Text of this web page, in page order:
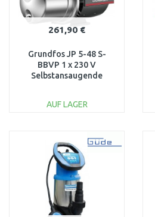
261,90 €
Grundfos JP 5-48 S-
BBVP 1 x 230 V
Selbstansaugende
AUF LAGER
Vergleichen